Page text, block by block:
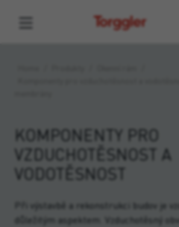
Torggler
KOMPONENTY PRO
VZDUCHOTĚSNOST A
VODOTĚSNOST
Při výstavbě a rekonstrukci budov je
důležitým aspektem. Vzduchotěsný